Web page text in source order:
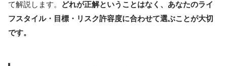
て解説します。
どれが正解ということはなく、あなたのライ
フスタイル・目標・リスク許容度に合わせて選ぶことが大切
です。